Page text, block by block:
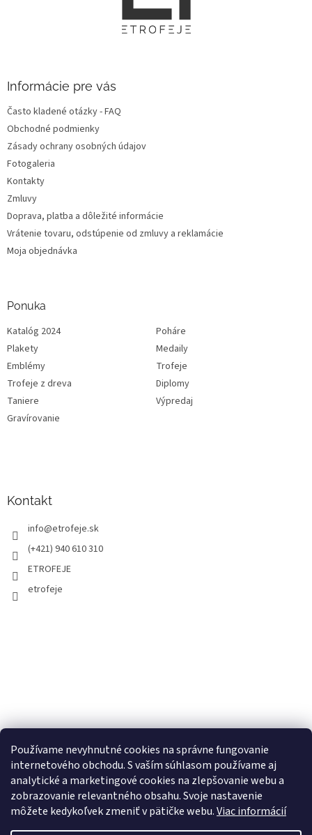
Používame nevyhnutné cookies na správne fungovanie
internetového obchodu. S vaším súhlasom používame aj
analytické a marketingové cookies na zlepšovanie webu a
zobrazovanie relevantného obsahu. Svoje nastavenie
môžete kedykoľvek zmeniť v pätičke webu.Viac informácií
Informácie pre vás
Často kladené otázky - FAQ
Obchodné podmienky
Zásady ochrany osobných údajov
Fotogaleria
Kontakty
Zmluvy
Doprava, platba a dôležité informácie
Vrátenie tovaru, odstúpenie od zmluvy a reklamácie
Moja objednávka
Ponuka
Katalóg 2024
Poháre
Plakety
Medaily
Emblémy
Trofeje
Trofeje z dreva
Diplomy
Taniere
Výpredaj
Gravírovanie
Kontakt
info@etrofeje.sk
(+421) 940 610 310
ETROFEJE
etrofeje